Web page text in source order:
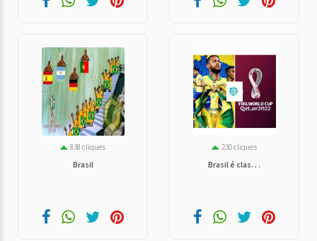
838 cliques
Brasil
230 cliques
Brasil é clas. . .